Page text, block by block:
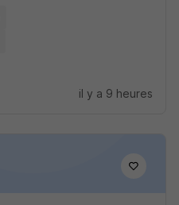
il y a 9 heures